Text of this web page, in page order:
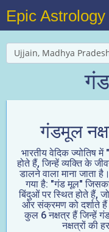
Epic Astrology
गंडमूल
भारतीय वेदिक ज्योतिष
होते हैं, जिन्हें व्यक्ति के
डालने वाला माना जाता
गया है: "गंड मूल"
बिंदुओं पर स्थित होते हैं, जो
ओर संक्रमण को दर्शाते
कुल 6 नक्षत्र हैं जिन्हें
नक्षत्रों की